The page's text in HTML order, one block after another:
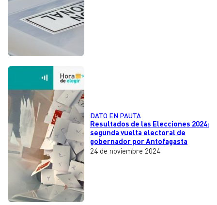
DATO EN PAUTA
Resultados de las Elecciones 2024:
segunda vuelta electoral de
gobernador por Antofagasta
24 de noviembre 2024